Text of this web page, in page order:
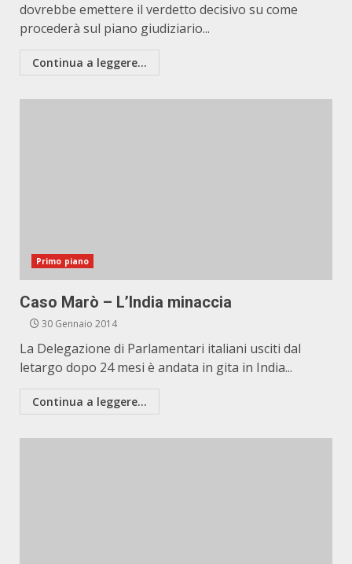
dovrebbe emettere il verdetto decisivo su come
procederà sul piano giudiziario...
Continua a leggere...
Primo piano
Caso Marò – L’India minaccia
30 Gennaio 2014
La Delegazione di Parlamentari italiani usciti dal
letargo dopo 24 mesi è andata in gita in India...
Continua a leggere...